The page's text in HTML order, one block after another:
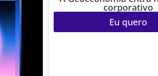
corporativo
Eu quero